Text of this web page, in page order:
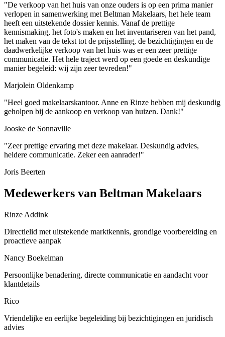
"De verkoop van het huis van onze ouders is op een prima manier
verlopen in samenwerking met Beltman Makelaars, het hele team
heeft een uitstekende dossier kennis. Vanaf de prettige
kennismaking, het foto's maken en het inventariseren van het pand,
het maken van de tekst tot de prijsstelling, de bezichtigingen en de
daadwerkelijke verkoop van het huis was er een zeer prettige
communicatie. Het hele traject werd op een goede en deskundige
manier begeleid: wij zijn zeer tevreden!"
Marjolein Oldenkamp
"Heel goed makelaarskantoor. Anne en Rinze hebben mij deskundig
geholpen bij de aankoop en verkoop van huizen. Dank!"
Jooske de Sonnaville
"Zeer prettige ervaring met deze makelaar. Deskundig advies,
heldere communicatie. Zeker een aanrader!"
Joris Beerten
Medewerkers van Beltman Makelaars
Rinze Addink
Directielid met uitstekende marktkennis, grondige voorbereiding en
proactieve aanpak
Nancy Boekelman
Persoonlijke benadering, directe communicatie en aandacht voor
klantdetails
Rico
Vriendelijke en eerlijke begeleiding bij bezichtigingen en juridisch
advies